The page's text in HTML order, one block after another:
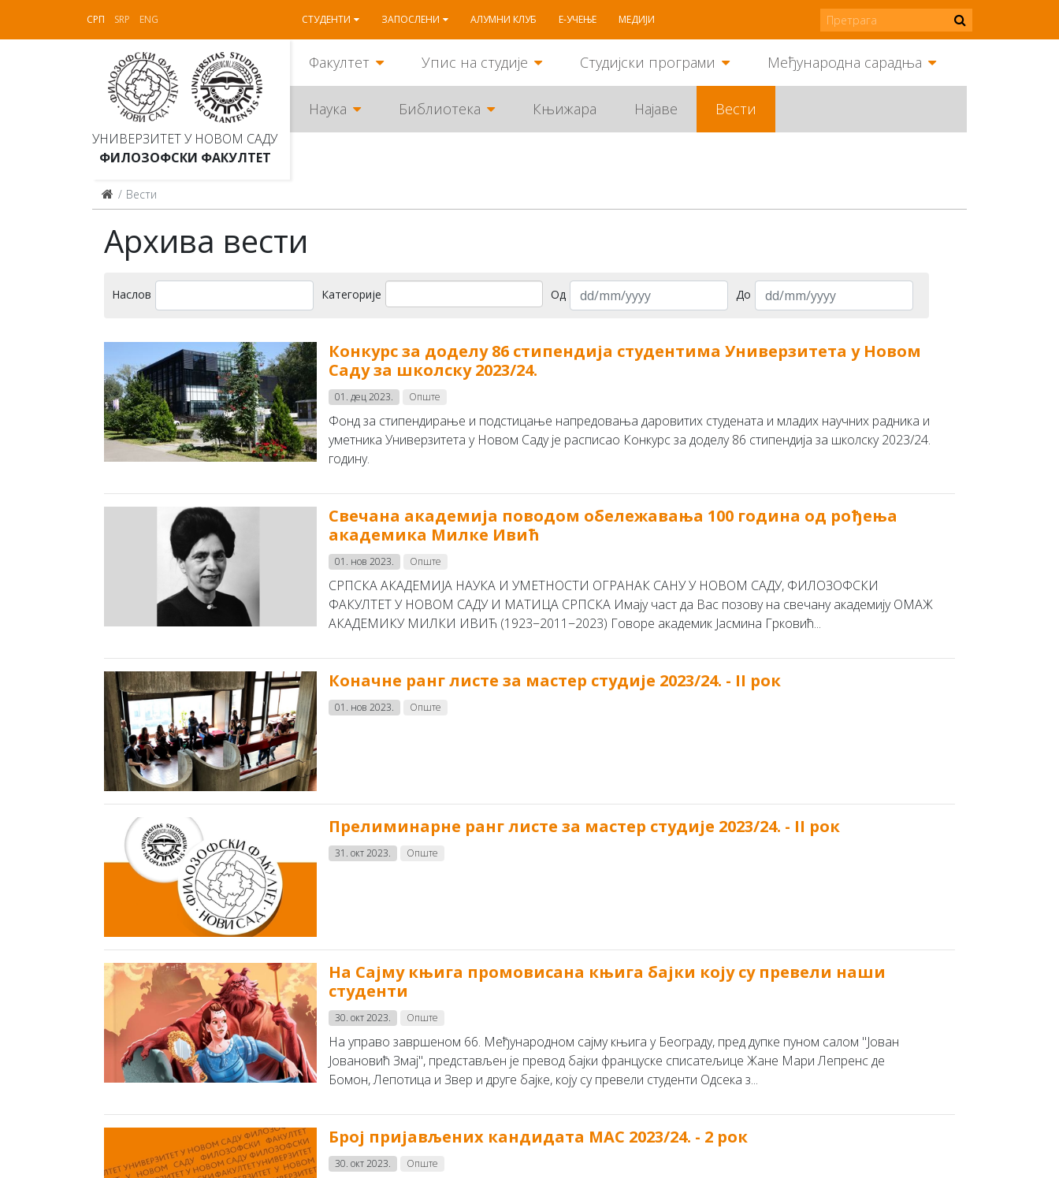
СРП SRP ENG СТУДЕНТИ ЗАПОСЛЕНИ АЛУМНИ КЛУБ Е-УЧЕЊЕ МЕДИЈИ
УНИВЕРЗИТЕТ У НОВОМ САДУ
ФИЛОЗОФСКИ ФАКУЛТЕТ
Факултет Упис на студије Студијски програми Међународна сарадња
Наука Библиотека Књижара Најаве Вести
Вести
Архива вести
Наслов Категорије Од До
Конкурс за доделу 86 стипендија студентима Универзитета у Новом
Саду за школску 2023/24.
01. дец 2023. Опште
Фонд за стипендирање и подстицање напредовања даровитих студената и младих научних радника и
уметника Универзитета у Новом Саду је расписао Конкурс за доделу 86 стипендија за школску 2023/24.
годину.
Свечана академија поводом обележавања 100 година од рођења
академика Милке Ивић
01. нов 2023. Опште
СРПСКА АКАДЕМИЈА НАУКА И УМЕТНОСТИ ОГРАНАК САНУ У НОВОМ САДУ, ФИЛОЗОФСКИ
ФАКУЛТЕТ У НОВОМ САДУ И МАТИЦА СРПСКА Имају част да Вас позову нa свечану академију ОМАЖ
АКАДЕМИКУ МИЛКИ ИВИЋ (1923−2011−2023) Говоре академик Јасмина Грковић...
Коначне ранг листе за мастер студије 2023/24. - II рок
01. нов 2023. Опште
Прелиминарне ранг листе за мастер студије 2023/24. - II рок
31. окт 2023. Опште
На Сајму књига промовисана књига бајки коју су превели наши
студенти
30. окт 2023. Опште
На управо завршеном 66. Међународном сајму књига у Београду, пред дупке пуном салом ''Јован
Јовановић Змај'', представљен је превод бајки француске списатељице Жане Мари Лепренс де
Бомон, Лепотица и Звер и друге бајке, коју су превели студенти Одсека з...
Број пријављених кандидата MAC 2023/24. - 2 рок
30. окт 2023. Опште